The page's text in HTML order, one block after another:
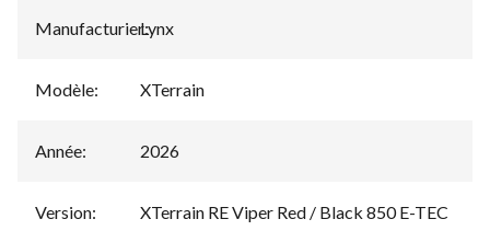
Manufacturier:
Lynx
Modèle: XTerrain
Année: 2026
Version: XTerrain RE Viper Red / Black 850 E-TEC